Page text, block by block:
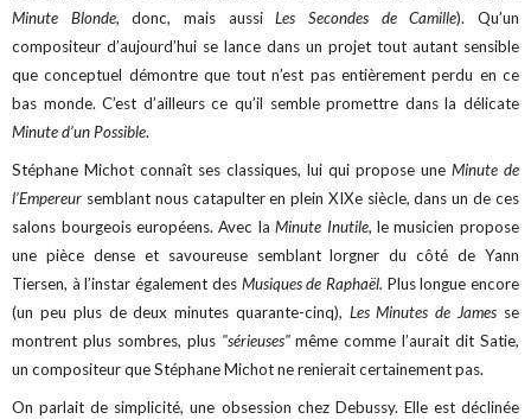
Minute Blonde, donc, mais aussiLes Secondes de Camille). Qu’un
compositeur d’aujourd’hui se lance dans un projet tout autant sensible
que conceptuel démontre que tout n’est pas entièrement perdu en ce
bas monde. C’est d’ailleurs ce qu’il semble promettre dans la délicate
Minute d’un Possible.
Stéphane Michot connaît ses classiques, lui qui propose une Minute de
l’Empereur semblant nous catapulter en plein XIXe siècle, dans un de ces
salons bourgeois européens. Avec laMinute Inutile, le musicien propose
une pièce dense et savoureuse semblant lorgner du côté de Yann
Tiersen, à l’instar également des Musiques de Raphaël. Plus longue encore
(un peu plus de deux minutes quarante-cinq), Les Minutes de James se
montrent plus sombres, plus "sérieuses"même comme l’aurait dit Satie,
un compositeur que Stéphane Michot ne renierait certainement pas.
On parlait de simplicité, une obsession chez Debussy. Elle est déclinée